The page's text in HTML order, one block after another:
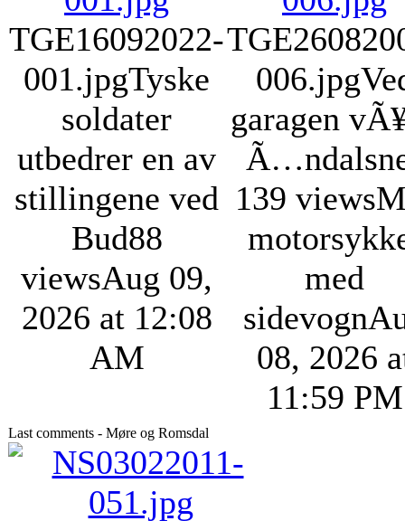
TGE16092022-
001.jpgTyske
soldater
utbedrer en av
stillingene ved
Bud88
viewsAug 09,
2026 at 12:08
AM
006.jpg
garagen
139 views
med
sidevogn
08, 2026
11:59 PM
Last comments - Møre og Romsdal